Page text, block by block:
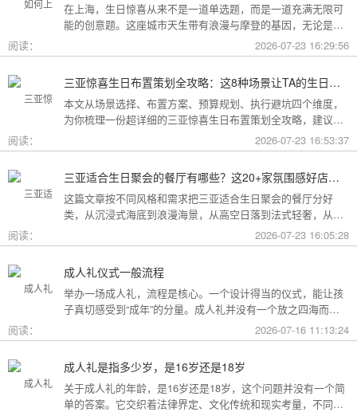
在上海，生日惊喜从来不是一道单选题，而是一道充满无限可
能的创意题。这座城市天生带有浪漫与摩登的基因，无论是外
滩的璀璨夜景，还是梧桐树下的老洋房，都为策划惊喜提供了
无尽的灵感
阅读： 2026-07-23 16:29:56
三亚惊喜生日布置策划全攻略：这8种场景让TA的生日成为永远难忘的回忆
本文从场景选择、布置方案、预算规划、执行避坑四个维度，
为你梳理一份超详细的三亚惊喜生日布置策划全攻略，建议收
阅读： 2026-07-23 16:53:37
三亚适合生日聚会的餐厅有哪些？这20+家氛围感好店按风格挑，一篇搞定
这篇文章按不同风格和需求把三亚适合生日聚会的餐厅分好
类，从沉浸式海底到浪漫海景，从高空日落到法式轻奢，从热
带庭院到高性价比好店，直接对号入座就行。
阅读： 2026-07-23 16:05:28
成人礼仪式一般流程
举办一场成人礼，流程是核心。一个设计得当的仪式，能让孩
子真切感受到“成年”的分量。成人礼并没有一个放之四海而皆
准的固定模板，它可以根据不同的风格和规模灵活调整。下面
为你梳理了传统、现代和家庭聚会三种主要场景的完整流程，
阅读： 2026-07-16 11:13:24
成人礼是指多少岁，是16岁还是18岁
关于成人礼的年龄，是16岁还是18岁，这个问题并没有一个简
单的答案。它交织着法律界定、文化传统和现实考量，不同的